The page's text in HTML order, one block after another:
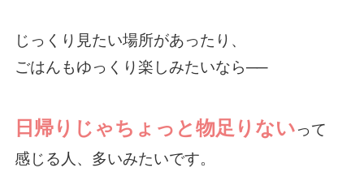
じっくり見たい場所があったり、
ごはんもゆっくり楽しみたいなら──
日帰りじゃちょっと物足りないって
感じる人、多いみたいです。